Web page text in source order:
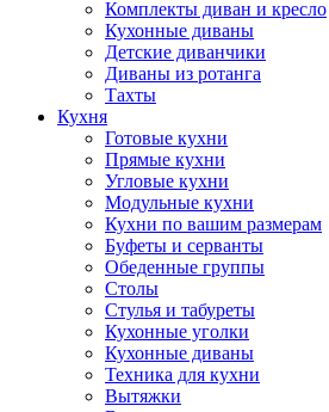
Комплекты диван и кресло
Кухонные диваны
Детские диванчики
Диваны из ротанга
Тахты
Кухня
Готовые кухни
Прямые кухни
Угловые кухни
Модульные кухни
Кухни по вашим размерам
Буфеты и серванты
Обеденные группы
Столы
Стулья и табуреты
Кухонные уголки
Кухонные диваны
Техника для кухни
Вытяжки